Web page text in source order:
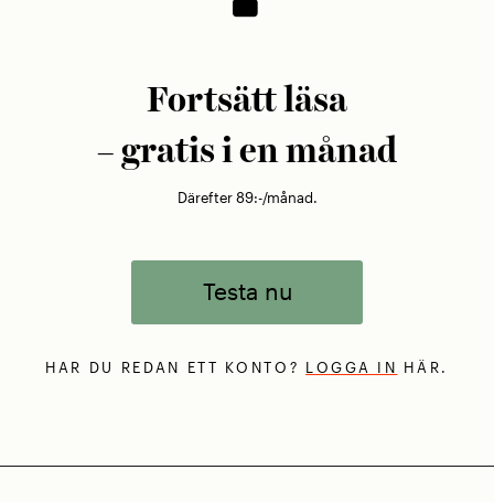
Fortsätt läsa
– gratis i en månad
Därefter 89:-/månad.
Testa nu
HAR DU REDAN ETT KONTO? LOGGA IN HÄR.